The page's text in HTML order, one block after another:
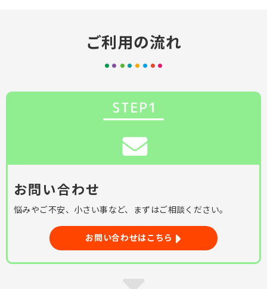
ご利用の流れ
お問い合わせ
悩みやご不安、小さい事など、まずはご相談ください。
お問い合わせはこちら